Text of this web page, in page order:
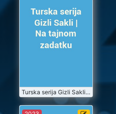
Turska serija Gizli Sakli | Na tajnom zadatku
Na tajnom
zadatku
2023-07
2023-07-01